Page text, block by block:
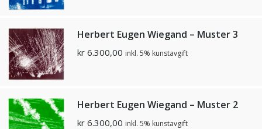
Herbert Eugen Wiegand – Muster 3
kr 6.300,00 inkl. 5% kunstavgift
Herbert Eugen Wiegand – Muster 2
kr 6.300,00 inkl. 5% kunstavgift